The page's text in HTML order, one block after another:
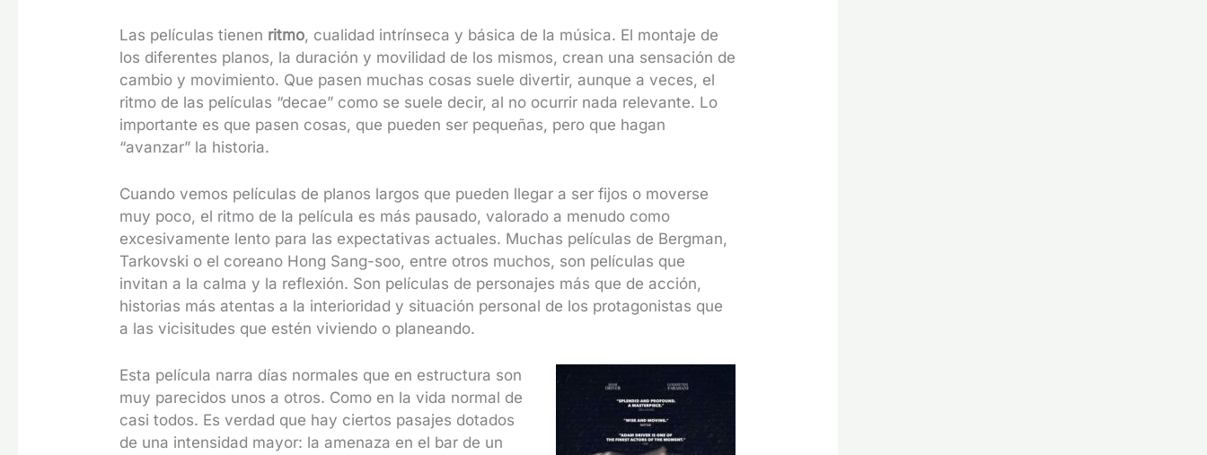
Las películas tienen ritmo, cualidad intrínseca y básica de la música. El montaje de
los diferentes planos, la duración y movilidad de los mismos, crean una sensación de
cambio y movimiento. Que pasen muchas cosas suele divertir, aunque a veces, el
ritmo de las películas “decae” como se suele decir, al no ocurrir nada relevante. Lo
importante es que pasen cosas, que pueden ser pequeñas, pero que hagan
“avanzar” la historia.
Cuando vemos películas de planos largos que pueden llegar a ser fijos o moverse
muy poco, el ritmo de la película es más pausado, valorado a menudo como
excesivamente lento para las expectativas actuales. Muchas películas de Bergman,
Tarkovski o el coreano Hong Sang-soo, entre otros muchos, son películas que
invitan a la calma y la reflexión. Son películas de personajes más que de acción,
historias más atentas a la interioridad y situación personal de los protagonistas que
a las vicisitudes que estén viviendo o planeando.
Esta película narra días normales que en estructura son
muy parecidos unos a otros. Como en la vida normal de
casi todos. Es verdad que hay ciertos pasajes dotados
de una intensidad mayor: la amenaza en el bar de un